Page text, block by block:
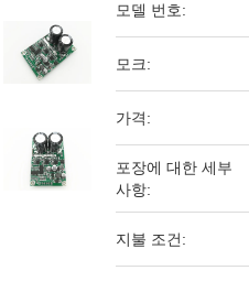
모델 번호:
모크:
가격:
포장에 대한 세부
사항:
지불 조건: